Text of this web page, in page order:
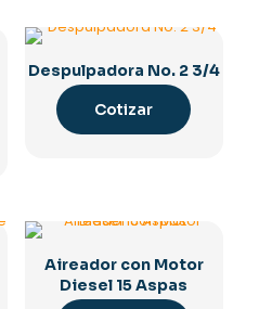
Despulpadora No. 2 3/4
Cotizar
Aireador con Motor
Diesel 15 Aspas